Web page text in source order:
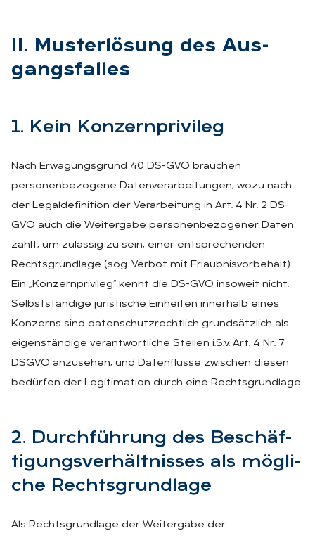
II. Mus­terlö­sung des Aus­
gangs­fal­les
1. Kein Kon­zern­pri­vi­leg
Nach Erwägungsgrund 40 DS-GVO brauchen
personenbezogene Datenverarbeitungen, wozu nach
der Legaldefinition der Verarbeitung in Art. 4 Nr. 2 DS-
GVO auch die Weitergabe personenbezogener Daten
zählt, um zulässig zu sein, einer entsprechenden
Rechtsgrundlage (sog. Verbot mit Erlaubnisvorbehalt).
Ein „Konzernprivileg“ kennt die DS-GVO insoweit nicht.
Selbstständige juristische Einheiten innerhalb eines
Konzerns sind datenschutzrechtlich grundsätzlich als
eigenständige verantwortliche Stellen i.S.v. Art. 4 Nr. 7
DSGVO anzusehen, und Datenflüsse zwischen diesen
bedürfen der Legitimation durch eine Rechtsgrundlage.
2. Durch­füh­rung des Be­schäf­
ti­gungs­ver­hält­nis­ses als mög­li­
che Rechts­grund­la­ge
Als Rechtsgrundlage der Weitergabe der